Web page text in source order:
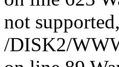
not
/DISK2/